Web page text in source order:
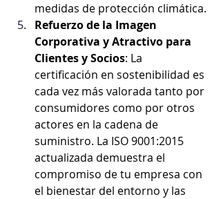
medidas de protección climática.
Refuerzo de la Imagen
Corporativa y Atractivo para
Clientes y Socios: La
certificación en sostenibilidad es
cada vez más valorada tanto por
consumidores como por otros
actores en la cadena de
suministro. La ISO 9001:2015
actualizada demuestra el
compromiso de tu empresa con
el bienestar del entorno y las